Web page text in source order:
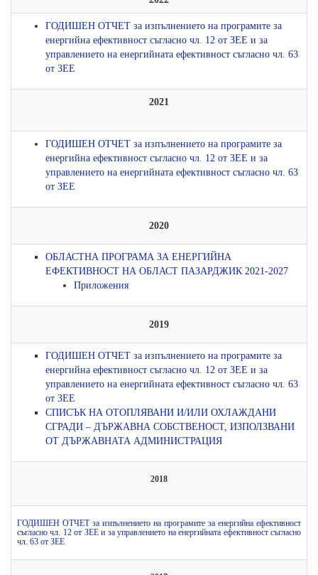
ГОДИШЕН ОТЧЕТ за изпълнението на програмите за
енергийна ефективност съгласно чл. 12 от ЗЕЕ и за
управлението на енергийната ефективност съгласно чл. 63
от ЗЕЕ
2021
ГОДИШЕН ОТЧЕТ за изпълнението на програмите за
енергийна ефективност съгласно чл. 12 от ЗЕЕ и за
управлението на енергийната ефективност съгласно чл. 63
от ЗЕЕ
2020
ОБЛАСТНА ПРОГРАМА ЗА ЕНЕРГИЙНА
ЕФЕКТИВНОСТ НА ОБЛАСТ ПАЗАРДЖИК 2021-2027
Приложения
2019
ГОДИШЕН ОТЧЕТ за изпълнението на програмите за
енергийна ефективност съгласно чл. 12 от ЗЕЕ и за
управлението на енергийната ефективност съгласно чл. 63
от ЗЕЕ
СПИСЪК НА ОТОПЛЯВАНИ И/ИЛИ ОХЛАЖДАНИ
СГРАДИ – ДЪРЖАВНА СОБСТВЕНОСТ, ИЗПОЛЗВАНИ
ОТ ДЪРЖАВНАТА АДМИНИСТРАЦИЯ
2018
ГОДИШЕН ОТЧЕТ за изпълнението на програмите за енергийна ефективност
съгласно чл. 12 от ЗЕЕ и за управлението на енергийната ефективност съгласно
чл. 63 от ЗЕЕ